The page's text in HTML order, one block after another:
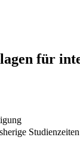
für
Studienzeiten